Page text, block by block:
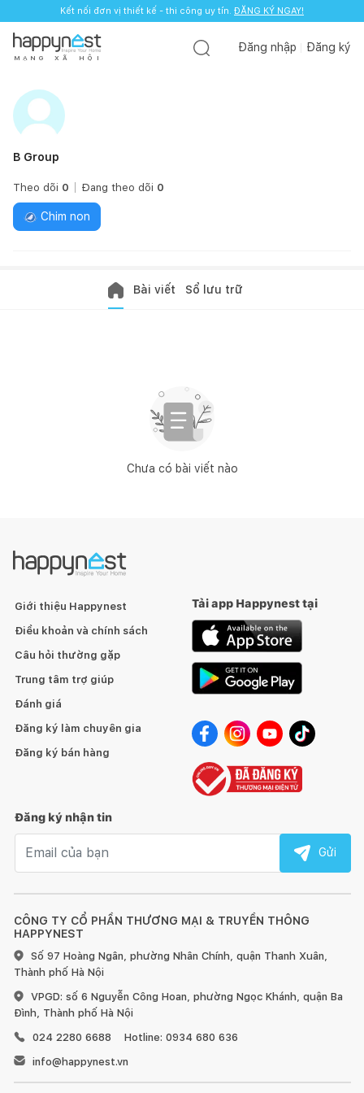
Kết nối đơn vị thiết kế - thi công uy tín. ĐĂNG KÝ NGAY!
M Ạ N G X Ã H Ộ I
Đăng nhập Đăng ký
B Group
Theo dõi 0 Đang theo dõi 0
Chim non
Bài viết Sổ lưu trữ
Chưa có bài viết nào
CÔNG TY CỔ PHẦN THƯƠNG MẠI & TRUYỀN THÔNG
HAPPYNEST
Số 97 Hoàng Ngân, phường Nhân Chính, quận Thanh Xuân,
Thành phố Hà Nội
VPGD: số 6 Nguyễn Công Hoan, phường Ngọc Khánh, quận Ba
Đình, Thành phố Hà Nội
024 2280 6688
Hotline: 0934 680 636
info@happynest.vn
Giới thiệu Happynest
Điều khoản và chính sách
Câu hỏi thường gặp
Trung tâm trợ giúp
Đánh giá
Đăng ký làm chuyên gia
Đăng ký bán hàng
Tải app Happynest tại
Đăng ký nhận tin
Gửi